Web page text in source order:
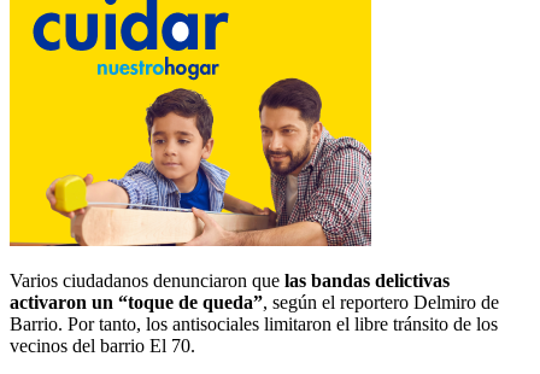
Varios ciudadanos denunciaron que las bandas delictivas
activaron un “toque de queda”, según el reportero Delmiro de
Barrio. Por tanto, los antisociales limitaron el libre tránsito de los
vecinos del barrio El 70.